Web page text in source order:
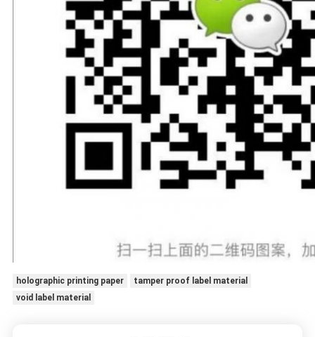
holographic printing paper
tamper proof label material
void label material